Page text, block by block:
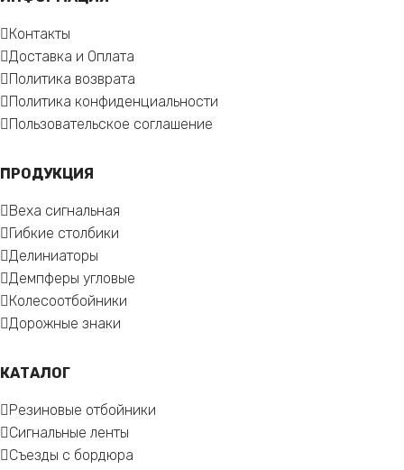
Контакты
Доставка и Оплата
Политика возврата
Политика конфиденциальности
Пользовательское соглашение
ПРОДУКЦИЯ
Веха сигнальная
Гибкие столбики
Делиниаторы
Демпферы угловые
Колесоотбойники
Дорожные знаки
КАТАЛОГ
Резиновые отбойники
Сигнальные ленты
Съезды с бордюра